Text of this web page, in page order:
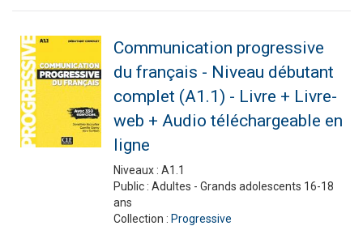
Communication progressive
du français - Niveau débutant
complet (A1.1) - Livre + Livre-
web + Audio téléchargeable en
ligne
Niveaux : A1.1
Public : Adultes - Grands adolescents 16-18
ans
Collection : Progressive